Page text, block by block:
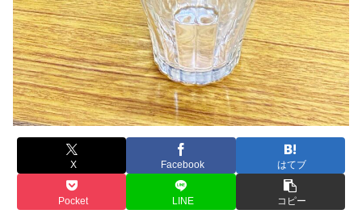
X Facebook はてブ
Pocket LINE コピー